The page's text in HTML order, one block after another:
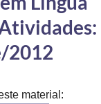
2012
material: